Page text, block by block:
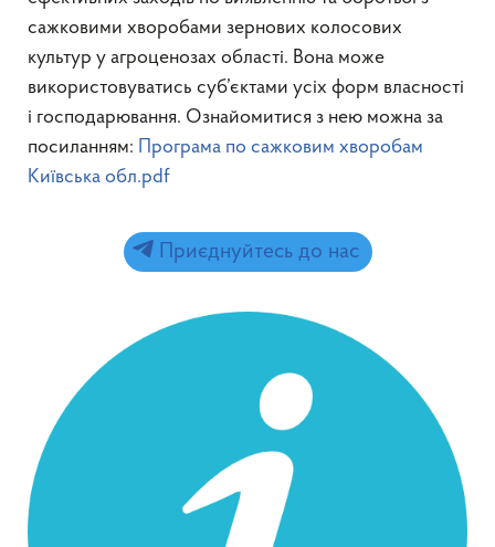
сажковими хворобами зернових колосових
культур у агроценозах області. Вона може
використовуватись суб’єктами усіх форм власності
і господарювання. Ознайомитися з нею можна за
посиланням: Програма по сажковим хворобам
Київська обл.pdf
Приєднуйтесь до нас